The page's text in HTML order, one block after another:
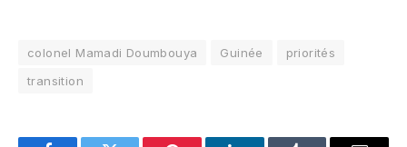
colonel Mamadi Doumbouya Guinée
priorités
transition